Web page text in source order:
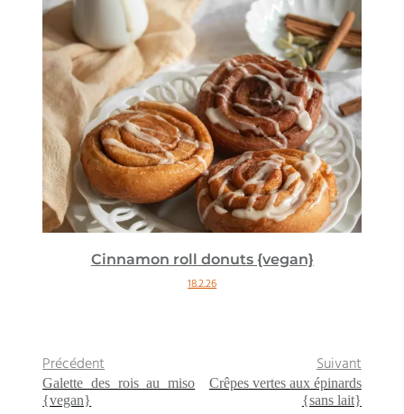
Cinnamon roll donuts {vegan}
18.2.26
Précédent
Galette des rois au miso
{vegan}
Suivant
Crêpes vertes aux épinards
{sans lait}